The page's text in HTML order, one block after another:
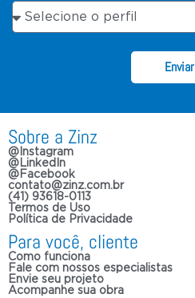
Enviar
Sobre a Zinz
@Instagram
@LinkedIn
@Facebook
contato@zinz.com.br
(41) 93618-0113
Termos de Uso
Política de Privacidade
Para você, cliente
Como funciona
Fale com nossos especialistas
Envie seu projeto
Acompanhe sua obra